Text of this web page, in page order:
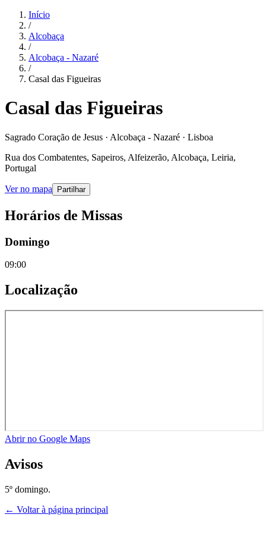
Início
/
Alcobaça
/
Alcobaça - Nazaré
/
Casal das Figueiras
Casal das Figueiras
Sagrado Coração de Jesus · Alcobaça - Nazaré · Lisboa
Rua dos Combatentes, Sapeiros, Alfeizerão, Alcobaça, Leiria,
Portugal
Ver no mapa Partilhar
Horários de Missas
Domingo
09:00
Localização
Abrir no Google Maps
Avisos
5º domingo.
← Voltar à página principal